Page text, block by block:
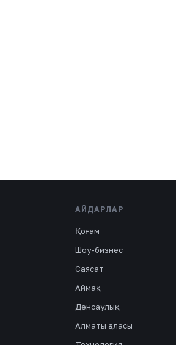
АЙДАРЛАР
Қоғам
Шоу-бизнес
Саясат
Аймақ
Денсаулық
Алматы қаласы